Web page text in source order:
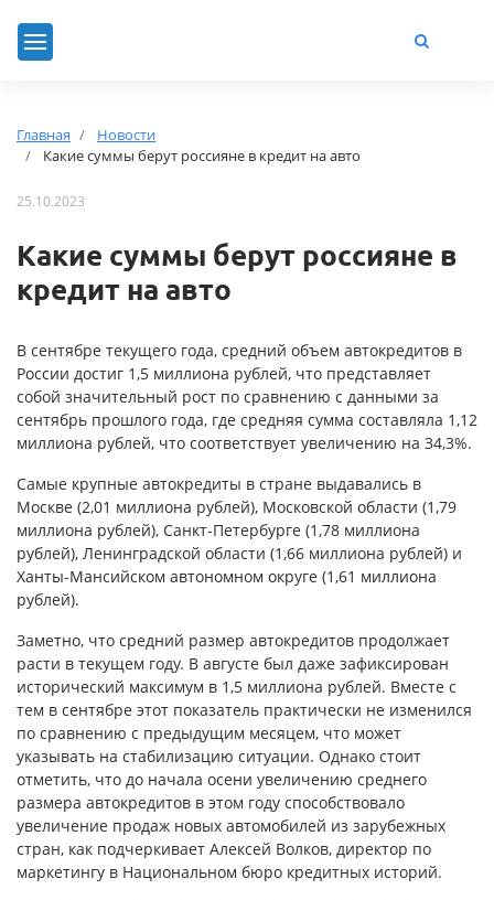
Главная
Новости
Какие суммы берут россияне в кредит на авто
25.10.2023
Какие суммы берут россияне в
кредит на авто
В сентябре текущего года, средний объем автокредитов в
России достиг 1,5 миллиона рублей, что представляет
собой значительный рост по сравнению с данными за
сентябрь прошлого года, где средняя сумма составляла 1,12
миллиона рублей, что соответствует увеличению на 34,3%.
Самые крупные автокредиты в стране выдавались в
Москве (2,01 миллиона рублей), Московской области (1,79
миллиона рублей), Санкт-Петербурге (1,78 миллиона
рублей), Ленинградской области (1,66 миллиона рублей) и
Ханты-Мансийском автономном округе (1,61 миллиона
рублей).
Заметно, что средний размер автокредитов продолжает
расти в текущем году. В августе был даже зафиксирован
исторический максимум в 1,5 миллиона рублей. Вместе с
тем в сентябре этот показатель практически не изменился
по сравнению с предыдущим месяцем, что может
указывать на стабилизацию ситуации. Однако стоит
отметить, что до начала осени увеличению среднего
размера автокредитов в этом году способствовало
увеличение продаж новых автомобилей из зарубежных
стран, как подчеркивает Алексей Волков, директор по
маркетингу в Национальном бюро кредитных историй.